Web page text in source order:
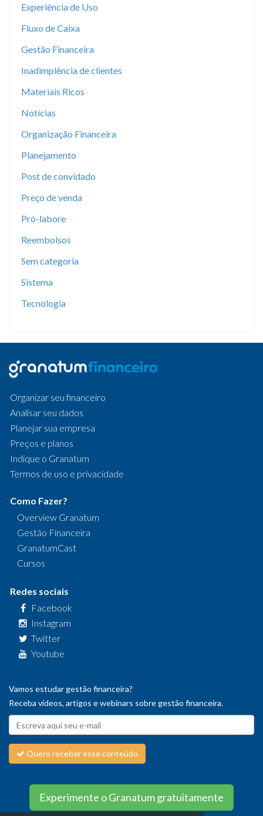
Experiência de Uso
Fluxo de Caixa
Gestão Financeira
Inadimplência de clientes
Materiais Ricos
Notícias
Organização Financeira
Planejamento
Post de convidado
Preço de venda
Pró-labore
Reembolsos
Sem categoria
Sistema
Tecnologia
Organizar seu financeiro
Analisar seu dados
Planejar sua empresa
Preços e planos
Indique o Granatum
Termos de uso e privacidade
Como Fazer?
Overview Granatum
Gestão Financeira
GranatumCast
Cursos
Redes sociais
Facebook
Instagram
Twitter
Youtube
Vamos estudar gestão financeira?
Receba vídeos, artigos e webinars sobre gestão financeira.
Quero receber esse conteúdo
Experimente o Granatum gratuitamente